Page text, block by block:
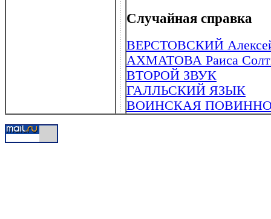
Случайная справка
ВЕРСТОВСКИЙ Алексей
АХМАТОВА Раиса
ВТОРОЙ ЗВУК
ГАЛЛЬСКИЙ ЯЗЫК
ВОИНСКАЯ